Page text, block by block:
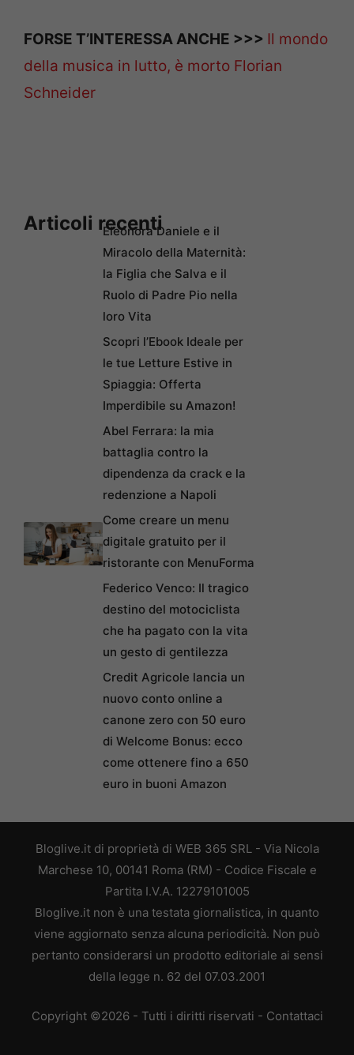
FORSE T’INTERESSA ANCHE >>> Il mondo
della musica in lutto, è morto Florian
Schneider
Articoli recentiEleonora Daniele e il
Miracolo della Maternità:
la Figlia che Salva e il
Ruolo di Padre Pio nella
loro Vita
Scopri l’Ebook Ideale per
le tue Letture Estive in
Spiaggia: Offerta
Imperdibile su Amazon!
Abel Ferrara: la mia
battaglia contro la
dipendenza da crack e la
redenzione a Napoli
Come creare un menu
digitale gratuito per il
ristorante con MenuForma
Federico Venco: Il tragico
destino del motociclista
che ha pagato con la vita
un gesto di gentilezza
Credit Agricole lancia un
nuovo conto online a
canone zero con 50 euro
di Welcome Bonus: ecco
come ottenere fino a 650
euro in buoni Amazon
Bloglive.it di proprietà di WEB 365 SRL - Via Nicola
Marchese 10, 00141 Roma (RM) - Codice Fiscale e
Partita I.V.A. 12279101005
Bloglive.it non è una testata giornalistica, in quanto
viene aggiornato senza alcuna periodicità. Non può
pertanto considerarsi un prodotto editoriale ai sensi
della legge n. 62 del 07.03.2001
Copyright ©2026 - Tutti i diritti riservati - Contattaci